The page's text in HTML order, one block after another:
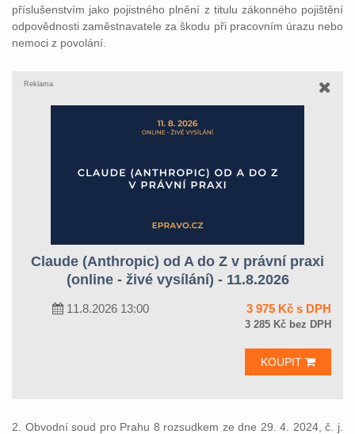
příslušenstvím jako pojistného plnění z titulu zákonného pojištění
odpovědnosti zaměstnavatele za škodu při pracovním úrazu nebo
nemoci z povolání.
Reklama
Claude (Anthropic) od A do Z v právní praxi
(online - živé vysílání) - 11.8.2026
11.8.2026 13:00 3 975 Kč s DPH
3 285 Kč bez DPH
KOUPIT
2. Obvodní soud pro Prahu 8 rozsudkem ze dne 29. 4. 2024, č. j.